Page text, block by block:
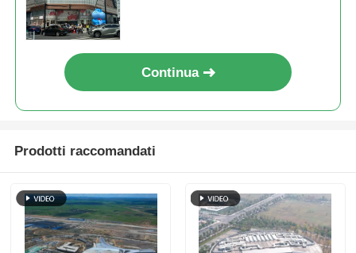
Struttura in acciaio prefabbricata
Continua
Prodotti raccomandati